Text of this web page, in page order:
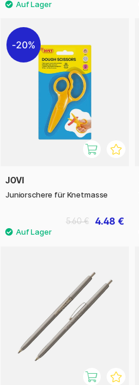
20%
JOVI
Juniorschere für Knetmasse
4.48 €
5.60 €